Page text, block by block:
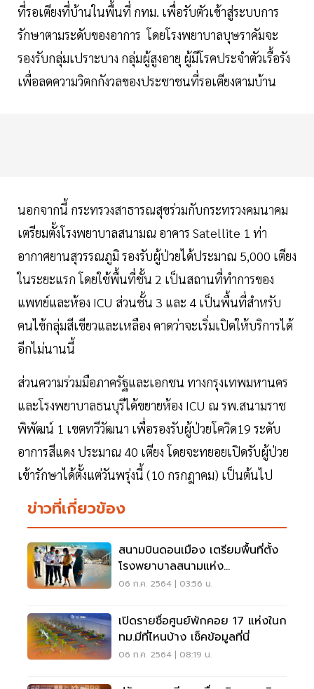
ที่รอเตียงที่บ้านในพื้นที่ กทม. เพื่อรับตัวเข้าสู่ระบบการ
รักษาตามระดับของอาการ โดยโรงพยาบาลบุษราคัมจะ
รองรับกลุ่มเปราะบาง กลุ่มผู้สูงอายุ ผู้มีโรคประจำตัวเรื้อรัง
เพื่อลดความวิตกกังวลของประชาชนที่รอเตียงตามบ้าน
นอกจากนี้ กระทรวงสาธารณสุขร่วมกับกระทรวงคมนาคม
เตรียมตั้งโรงพยาบาลสนามณ อาคาร Satellite 1 ท่า
อากาศยานสุวรรณภูมิ รองรับผู้ป่วยได้ประมาณ 5,000 เตียง
ในระยะแรก โดยใช้พื้นที่ชั้น 2 เป็นสถานที่ทำการของ
แพทย์และห้อง ICU ส่วนชั้น 3 และ 4 เป็นพื้นที่สำหรับ
คนไข้กลุ่มสีเขียวและเหลือง คาดว่าจะเริ่มเปิดให้บริการได้
อีกไม่นานนี้
ส่วนความร่วมมือภาครัฐและเอกชน ทางกรุงเทพมหานคร
และโรงพยาบาลธนบุรีได้ขยายห้อง ICU ณ รพ.สนามราช
พิพัฒน์ 1 เขตทวีวัฒนา เพื่อรองรับผู้ป่วยโควิด19 ระดับ
อาการสีแดง ประมาณ 40 เตียง โดยจะทยอยเปิดรับผู้ป่วย
เข้ารักษาได้ตั้งแต่วันพรุ่งนี้ (10 กรกฎาคม) เป็นต้นไป
ข่าวที่เกี่ยวข้อง
สนามบินดอนเมือง เตรียมพื้นที่ตั้ง
โรงพยาบาลสนามแห่ง
ใหม่2,000เตียง
06 ก.ค. 2564 | 03:56 น.
เปิดรายชื่อศูนย์พักคอย 17 แห่งในก
ทม.มีที่ไหนบ้าง เช็คข้อมูลที่นี่
06 ก.ค. 2564 | 08:19 น.